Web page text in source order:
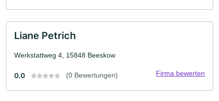
Liane Petrich
Werkstattweg 4, 15848 Beeskow
0.0 (0 Bewertungen) Firma bewerten